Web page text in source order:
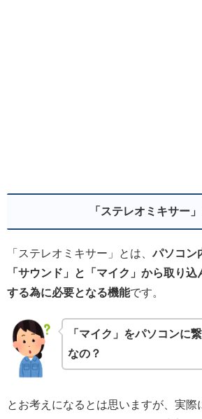
「ステレオミキサー
「ステレオミキサー」とは、パソコン
「サウンド」と「マイク」から取り
する為に必要となる機能です。
「マイク」をパソコンに
なの？
とお考えになるとは思いますが、実際